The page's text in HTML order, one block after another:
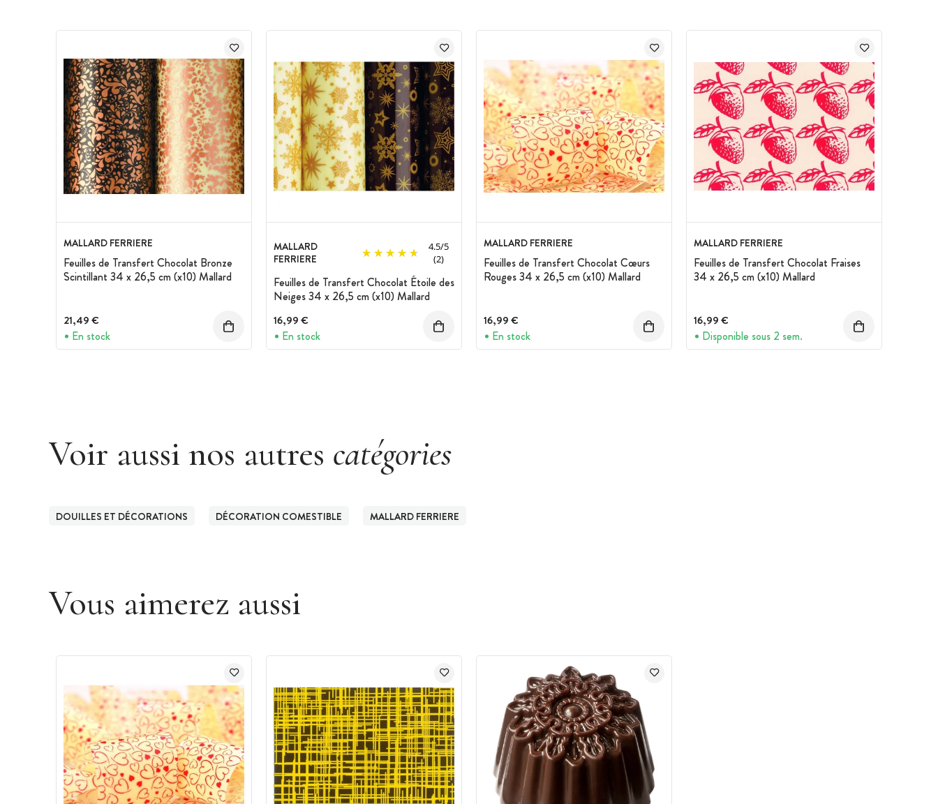
MALLARD FERRIERE
Feuilles de Transfert Chocolat Bronze
Scintillant 34 x 26,5 cm (x10) Mallard
21,49 €
En stock
MALLARD
FERRIERE
4.5/5
(2)
Feuilles de Transfert Chocolat Étoile des
Neiges 34 x 26,5 cm (x10) Mallard
16,99 €
En stock
MALLARD FERRIERE
Feuilles de Transfert Chocolat Cœurs
Rouges 34 x 26,5 cm (x10) Mallard
16,99 €
En stock
MALLARD FERRIERE
Feuilles de Transfert Chocolat Fraises
34 x 26,5 cm (x10) Mallard
16,99 €
Disponible sous 2 sem.
Voir aussi nos autres catégories
DOUILLES ET DÉCORATIONS DÉCORATION COMESTIBLE MALLARD FERRIERE
Vous aimerez aussi